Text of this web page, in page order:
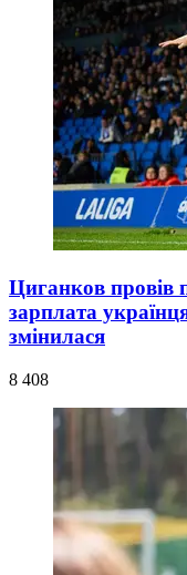
Циганков провів
зарплата
змінилася
8 408